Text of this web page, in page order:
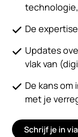
De
Updates
vlak van
De kans om
met je
Schrijf je in